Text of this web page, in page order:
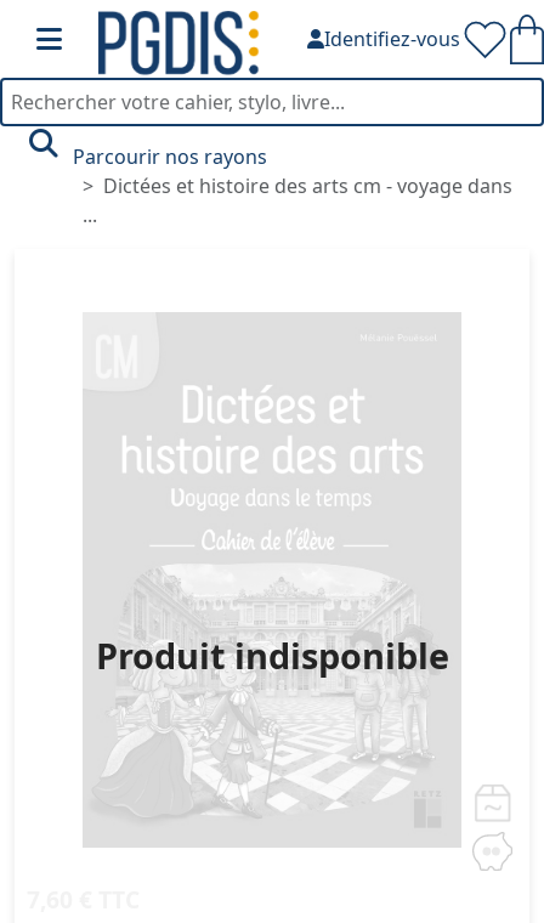
Identifiez-vous
Parcourir nos rayons
Dictées et histoire des arts cm - voyage dans
...
Produit indisponible